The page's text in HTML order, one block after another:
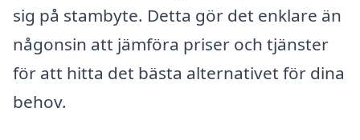
sig på stambyte. Detta gör det enklare än
någonsin att jämföra priser och tjänster
för att hitta det bästa alternativet för dina
behov.